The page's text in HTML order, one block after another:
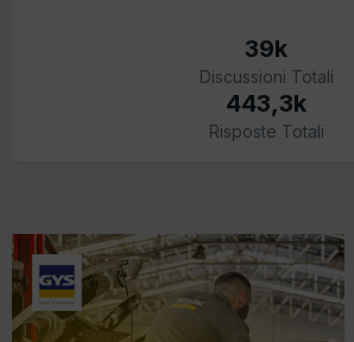
39k
Discussioni Totali
443,3k
Risposte Totali